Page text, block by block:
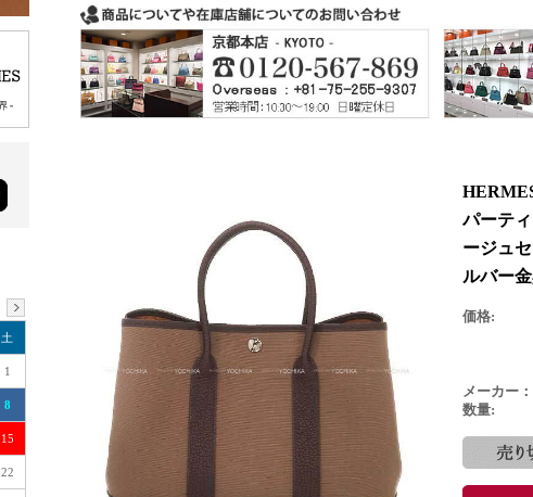
パーテ
ージュ
ルバー
価格:
メーカー：
数量:
土
1
8
15
22